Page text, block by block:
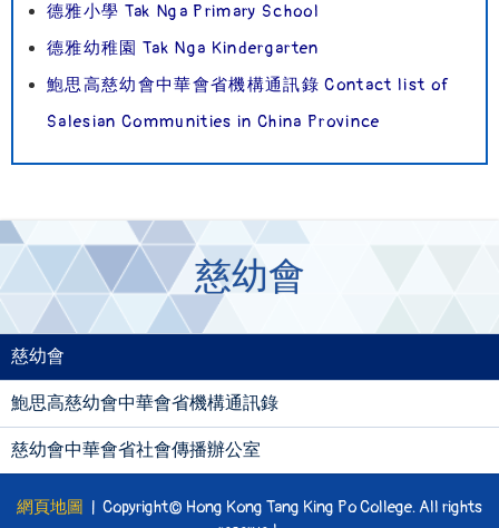
德雅小學 Tak Nga Primary School
德雅幼稚園 Tak Nga Kindergarten
鮑思高慈幼會中華會省機構通訊錄 Contact list of
Salesian Communities in China Province
慈幼會
慈幼會
鮑思高慈幼會中華會省機構通訊錄
慈幼會中華會省社會傳播辦公室
網頁地圖 | Copyright© Hong Kong Tang King Po College. All rights